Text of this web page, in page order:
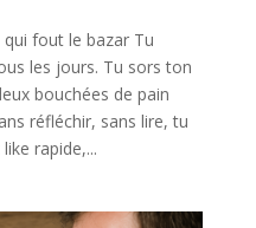
fout le bazar Tu
les jours. Tu sors ton
bouchées de pain
réfléchir, sans lire, tu
like rapide,...